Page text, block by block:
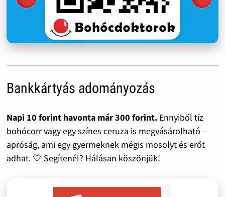
Bankkártyás adományozás
Napi 10 forint havonta már 300 forint.Ennyiből tíz
bohócorr vagy egy színes ceruza is megvásárolható –
apróság, ami egy gyermeknek mégis mosolyt és erőt
adhat. 🤍 Segítenél? Hálásan köszönjük!